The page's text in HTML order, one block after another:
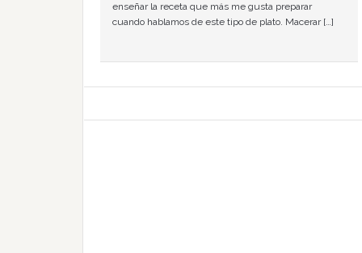
enseñar la receta que más me gusta preparar
cuando hablamos de este tipo de plato. Macerar […]